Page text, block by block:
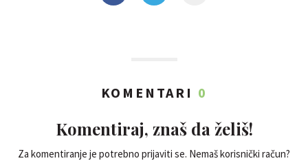
KOMENTARI 0
Komentiraj, znaš da želiš!
Za komentiranje je potrebno prijaviti se. Nemaš korisnički račun?